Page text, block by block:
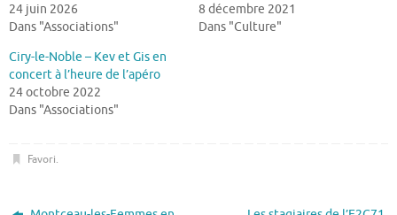
24 juin 2026
Dans "Associations"
8 décembre 2021
Dans "Culture"
Ciry-le-Noble – Kev et Gis en
concert à l’heure de l’apéro
24 octobre 2022
Dans "Associations"
Favori.